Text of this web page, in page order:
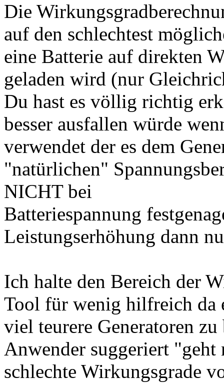
Die
auf den schlechtest
eine Batterie auf direkten
geladen wird (nur
Du hast es völlig richtig
besser ausfallen würde
verwendet der es dem
"natürlichen"
NICHT bei
Batteriespannung
Leistungserhöhung dann
Ich halte den Bereich der
Tool für wenig hilfreich da
viel teurere Generatoren
Anwender suggeriert "geht
schlechte Wirkungsgrade